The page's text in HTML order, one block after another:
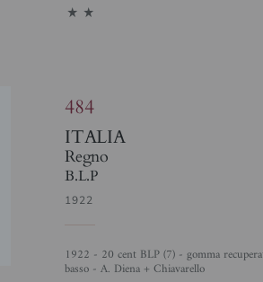
11
484
ITALIA
Regno
B.L.P
1922
1922 - 20 cent BLP (7) - gomma recuperata (bruna) - dentellatura carente in
basso - A. Diena + Chiavarello